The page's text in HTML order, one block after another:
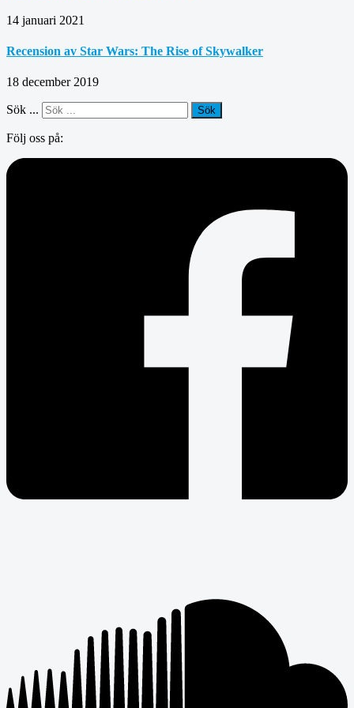
14 januari 2021
Recension av Star Wars: The Rise of Skywalker
18 december 2019
Sök ... Sök
Följ oss på: